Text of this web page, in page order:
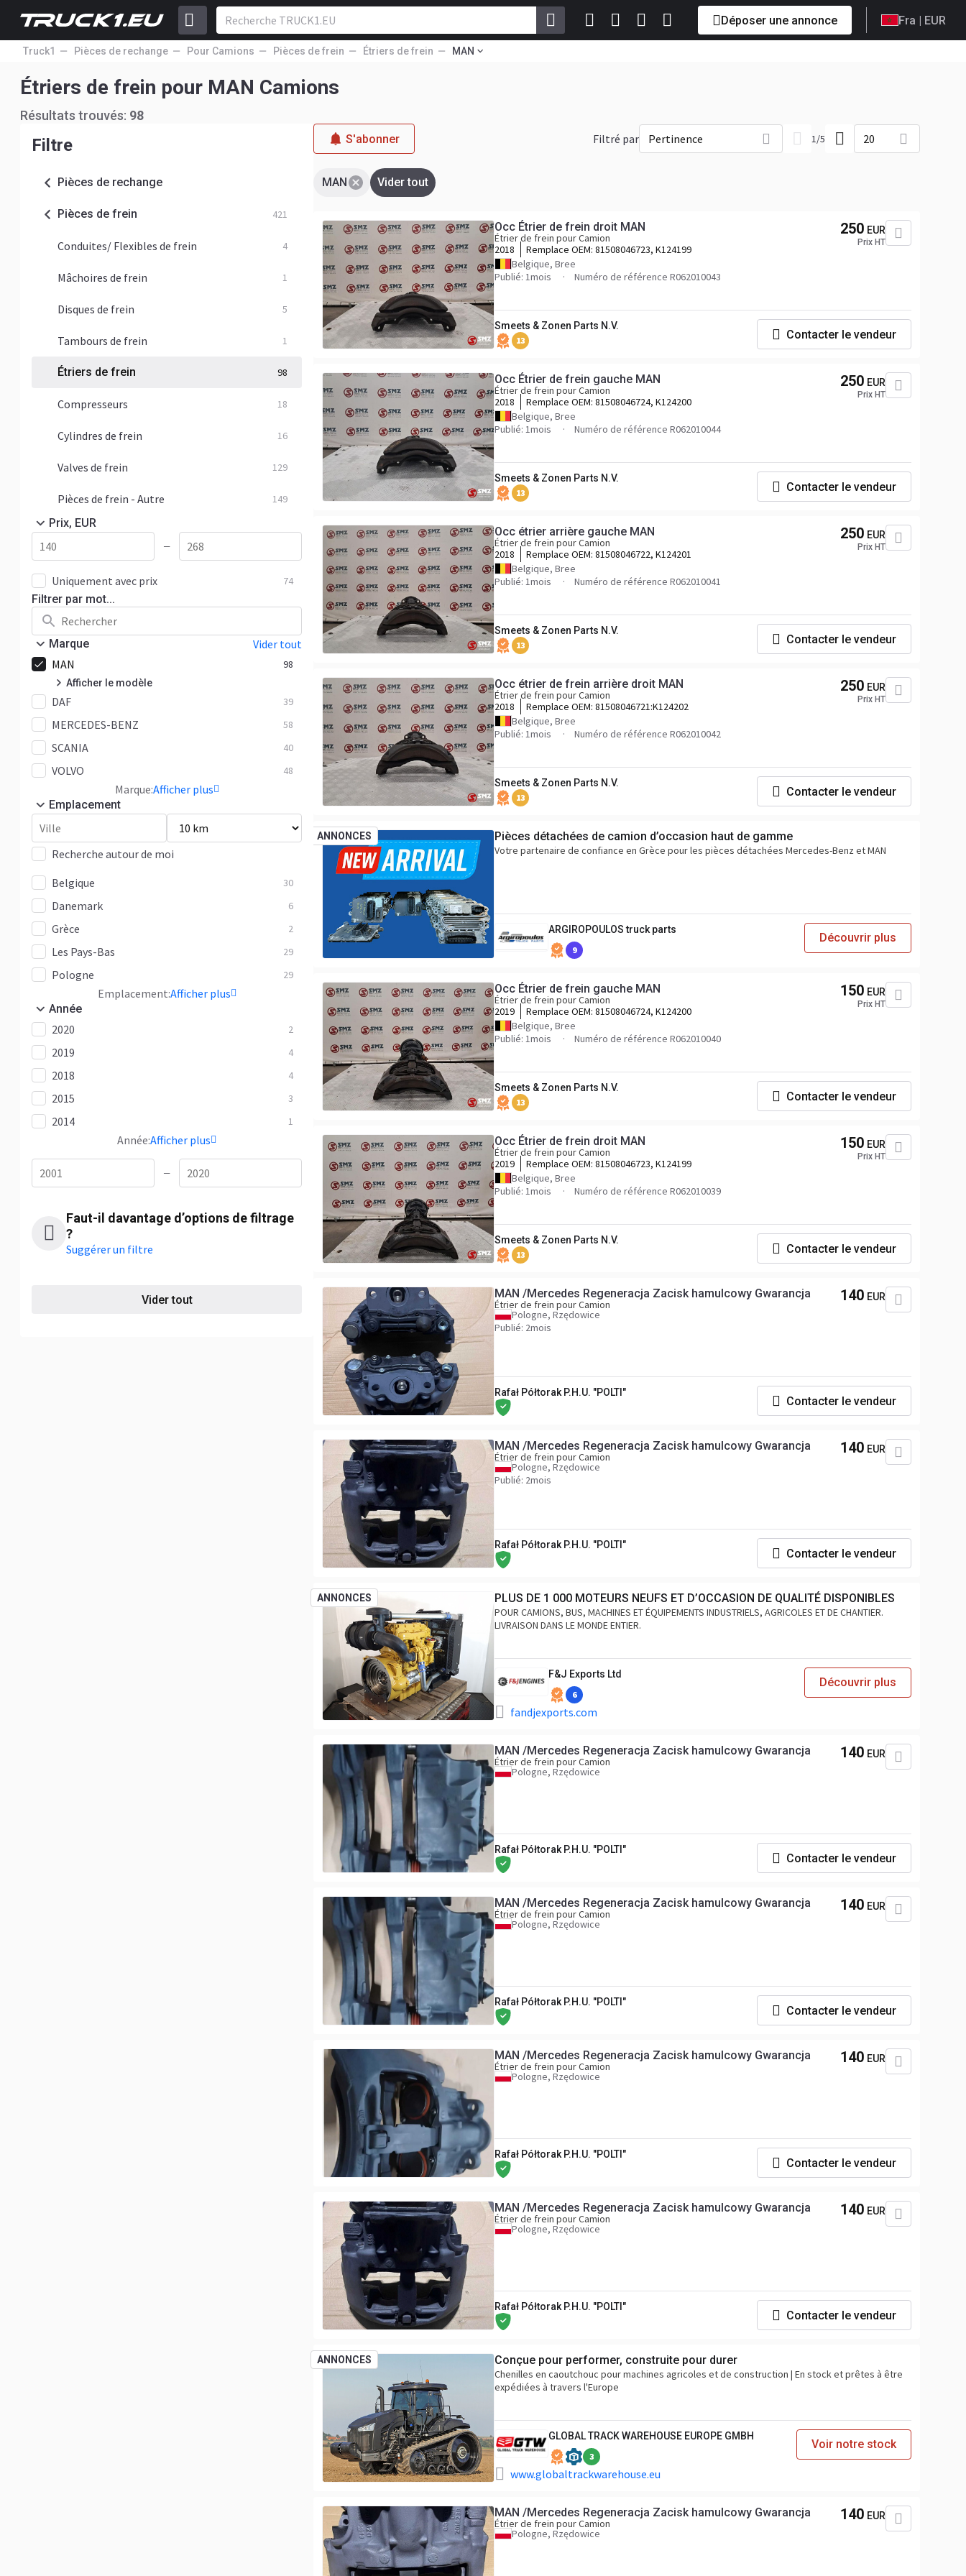
Déposer une annonce Fra | EUR
Truck1 Pièces de rechange Pour Camions Pièces de frein Étriers de frein MAN
Étriers de frein pour MAN Camions
Résultats trouvés: 98
Filtre
Pièces de rechange
Pièces de frein 421
Conduites/ Flexibles de frein 4
Mâchoires de frein 1
Disques de frein 5
Tambours de frein 1
Étriers de frein 98
Compresseurs 18
Cylindres de frein 16
Valves de frein 129
Pièces de frein - Autre 149
Prix, EUR
—
Uniquement avec prix 74
Filtrer par mot...
Marque
Vider tout
MAN
98
Afficher le modèle
1
TGA 2
TGL 2
TGX 7
DAF 39
MERCEDES-BENZ 58
SCANIA 40
VOLVO 48
Marque:Afficher plus
Emplacement
Recherche autour de moi
Belgique
30
Danemark 6
Grèce 2
Les Pays-Bas 29
Pologne 29
Emplacement:Afficher plus
Année
2020 2
2019 4
2018 4
2015 3
2014 1
Année:Afficher plus
—
Faut-il davantage d’options de filtrage
?
Suggérer un filtre
Vider tout
S'abonner Filtré par Pertinence 1/5 20
MAN Vider tout
Occ Étrier de frein droit MAN
Étrier de frein pour Camion
2018
Remplace OEM: 81508046723, K124199
Belgique, Bree
Publié: 1mois
Numéro de référence R062010043
250 EUR
Prix HT
Smeets & Zonen Parts N.V.
13 Contacter le vendeur
Occ Étrier de frein gauche MAN
Étrier de frein pour Camion
2018
Remplace OEM: 81508046724, K124200
Belgique, Bree
Publié: 1mois
Numéro de référence R062010044
250 EUR
Prix HT
Smeets & Zonen Parts N.V.
13 Contacter le vendeur
Occ étrier arrière gauche MAN
Étrier de frein pour Camion
2018
Remplace OEM: 81508046722, K124201
Belgique, Bree
Publié: 1mois
Numéro de référence R062010041
250 EUR
Prix HT
Smeets & Zonen Parts N.V.
13 Contacter le vendeur
Occ étrier de frein arrière droit MAN
Étrier de frein pour Camion
2018
Remplace OEM: 81508046721:K124202
Belgique, Bree
Publié: 1mois
Numéro de référence R062010042
250 EUR
Prix HT
Smeets & Zonen Parts N.V.
13 Contacter le vendeur
ANNONCES Pièces détachées de camion d’occasion haut de gamme
Votre partenaire de confiance en Grèce pour les pièces détachées Mercedes-Benz et MAN
ARGIROPOULOS truck parts
9
Découvrir plus
Occ Étrier de frein gauche MAN
Étrier de frein pour Camion
2019
Remplace OEM: 81508046724, K124200
Belgique, Bree
Publié: 1mois
Numéro de référence R062010040
150 EUR
Prix HT
Smeets & Zonen Parts N.V.
13 Contacter le vendeur
Occ Étrier de frein droit MAN
Étrier de frein pour Camion
2019
Remplace OEM: 81508046723, K124199
Belgique, Bree
Publié: 1mois
Numéro de référence R062010039
150 EUR
Prix HT
Smeets & Zonen Parts N.V.
13 Contacter le vendeur
MAN /Mercedes Regeneracja Zacisk hamulcowy Gwarancja
Étrier de frein pour Camion
Pologne, Rzędowice
Publié: 2mois
140 EUR
Rafał Półtorak P.H.U. "POLTI"
Contacter le vendeur
MAN /Mercedes Regeneracja Zacisk hamulcowy Gwarancja
Étrier de frein pour Camion
Pologne, Rzędowice
Publié: 2mois
140 EUR
Rafał Półtorak P.H.U. "POLTI"
Contacter le vendeur
ANNONCES PLUS DE 1 000 MOTEURS NEUFS ET D’OCCASION DE QUALITÉ DISPONIBLES
POUR CAMIONS, BUS, MACHINES ET ÉQUIPEMENTS INDUSTRIELS, AGRICOLES ET DE CHANTIER.
LIVRAISON DANS LE MONDE ENTIER.
F&J Exports Ltd
6
fandjexports.com
Découvrir plus
MAN /Mercedes Regeneracja Zacisk hamulcowy Gwarancja
Étrier de frein pour Camion
Pologne, Rzędowice
140 EUR
Rafał Półtorak P.H.U. "POLTI"
Contacter le vendeur
MAN /Mercedes Regeneracja Zacisk hamulcowy Gwarancja
Étrier de frein pour Camion
Pologne, Rzędowice
140 EUR
Rafał Półtorak P.H.U. "POLTI"
Contacter le vendeur
MAN /Mercedes Regeneracja Zacisk hamulcowy Gwarancja
Étrier de frein pour Camion
Pologne, Rzędowice
140 EUR
Rafał Półtorak P.H.U. "POLTI"
Contacter le vendeur
MAN /Mercedes Regeneracja Zacisk hamulcowy Gwarancja
Étrier de frein pour Camion
Pologne, Rzędowice
140 EUR
Rafał Półtorak P.H.U. "POLTI"
Contacter le vendeur
ANNONCES Conçue pour performer, construite pour durer
Chenilles en caoutchouc pour machines agricoles et de construction | En stock et prêtes à être
expédiées à travers l'Europe
GLOBAL TRACK WAREHOUSE EUROPE GMBH
3
www.globaltrackwarehouse.eu
Voir notre stock
MAN /Mercedes Regeneracja Zacisk hamulcowy Gwarancja
Étrier de frein pour Camion
Pologne, Rzędowice
140 EUR